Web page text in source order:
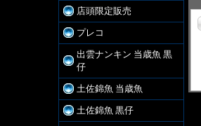
店頭限定販売
プレコ
出雲ナンキン 当歳魚 黒
仔
土佐錦魚 当歳魚
土佐錦魚 黒仔